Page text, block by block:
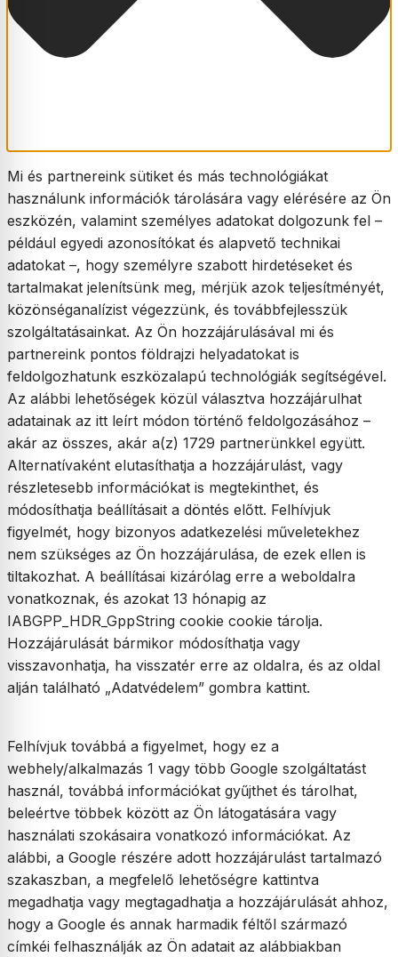
Mi és partnereink sütiket és más technológiákat
használunk információk tárolására vagy elérésére az Ön
eszközén, valamint személyes adatokat dolgozunk fel –
például egyedi azonosítókat és alapvető technikai
adatokat –, hogy személyre szabott hirdetéseket és
tartalmakat jelenítsünk meg, mérjük azok teljesítményét,
közönséganalízist végezzünk, és továbbfejlesszük
szolgáltatásainkat. Az Ön hozzájárulásával mi és
partnereink pontos földrajzi helyadatokat is
feldolgozhatunk eszközalapú technológiák segítségével.
Az alábbi lehetőségek közül választva hozzájárulhat
adatainak az itt leírt módon történő feldolgozásához –
akár az összes, akár a(z) 1729 partnerünkkel együtt.
Alternatívaként elutasíthatja a hozzájárulást, vagy
részletesebb információkat is megtekinthet, és
módosíthatja beállításait a döntés előtt. Felhívjuk
figyelmét, hogy bizonyos adatkezelési műveletekhez
nem szükséges az Ön hozzájárulása, de ezek ellen is
tiltakozhat. A beállításai kizárólag erre a weboldalra
vonatkoznak, és azokat 13 hónapig az
IABGPP_HDR_GppString cookie cookie tárolja.
Hozzájárulását bármikor módosíthatja vagy
visszavonhatja, ha visszatér erre az oldalra, és az oldal
alján található „Adatvédelem” gombra kattint.
Felhívjuk továbbá a figyelmet, hogy ez a
webhely/alkalmazás 1 vagy több Google szolgáltatást
használ, továbbá információkat gyűjthet és tárolhat,
beleértve többek között az Ön látogatására vagy
használati szokásaira vonatkozó információkat. Az
alábbi, a Google részére adott hozzájárulást tartalmazó
szakaszban, a megfelelő lehetőségre kattintva
megadhatja vagy megtagadhatja a hozzájárulását ahhoz,
hogy a Google és annak harmadik féltől származó
címkéi felhasználják az Ön adatait az alábbiakban